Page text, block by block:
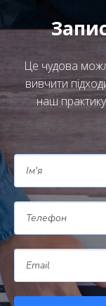
Це чудова
вивчити
наш